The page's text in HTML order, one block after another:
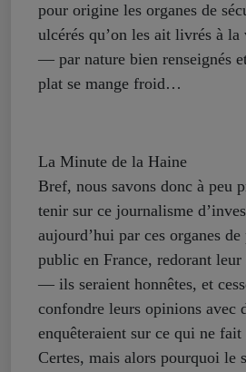
pour origine les organes de
ulcérés qu’on les ait livrés à
— par nature bien renseignés
plat se mange froid…
La Minute de la Haine
Bref, nous savons donc à peu
tenir sur ce journalisme
aujourd’hui par ces organes de
public en France, redorant leur
— ils seraient honnêtes, et
confondre leurs opinions avec
enquêteraient sur ce qui ne fait
Certes, mais alors pourquoi le